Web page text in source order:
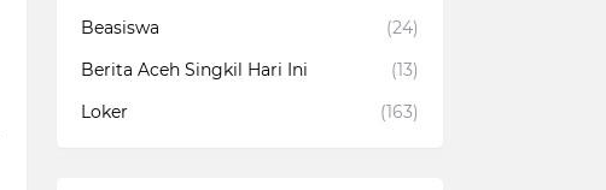
Beasiswa
(24)
Berita Aceh Singkil Hari Ini
(13)
Loker
(163)